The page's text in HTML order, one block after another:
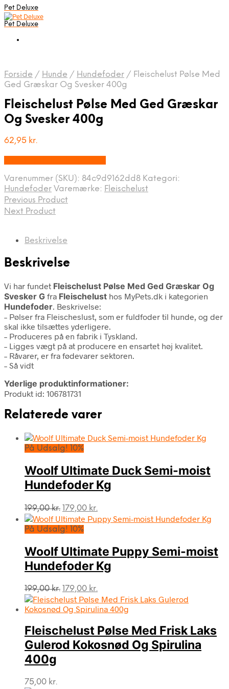
Pet Deluxe
Pet Deluxe
Forside / Hunde / Hundefoder / Fleischelust Pølse Med
Ged Græskar Og Svesker 400g
Fleischelust Pølse Med Ged Græskar
Og Svesker 400g
62,95 kr.
Varenummer (SKU): 84c9d9162dd8 Kategori:
Hundefoder Varemærke: Fleischelust
Previous Product
Next Product
Beskrivelse
Beskrivelse
Vi har fundet Fleischelust Pølse Med Ged Græskar Og
Svesker G fra Fleischelust hos MyPets.dk i kategorien
Hundefoder. Beskrivelse:
– Pølser fra Fleischeslust, som er fuldfoder til hunde, og der
skal ikke tilsættes yderligere.
– Produceres på en fabrik i Tyskland.
– Ligges vægt på at producere en ensartet høj kvalitet.
– Råvarer, er fra fødevarer sektoren.
– Så vidt
Yderlige produktinformationer:
Produkt id: 106781731
Relaterede varer
På Udsalg! 10%
Woolf Ultimate Duck Semi-moist
Hundefoder Kg
199,00kr. Den
oprindelige
pris
199,00 kr..
179,00 kr.
aktuelle
179,00 kr..
På Udsalg! 10%
Woolf Ultimate Puppy Semi-moist
Hundefoder Kg
199,00kr. Den
oprindelige
pris
199,00 kr..
179,00 kr.
aktuelle
pris
179,00 kr..
Fleischelust Pølse Med Frisk Laks
Gulerod Kokosnød Og Spirulina
400g
75,00 kr.